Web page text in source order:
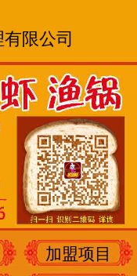
限公司
加盟项目